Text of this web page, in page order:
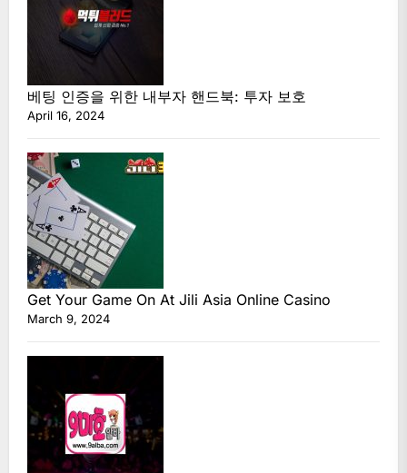
베팅 인증을 위한 내부자 핸드북: 투자 보호
April 16, 2024
Get Your Game On At Jili Asia Online Casino
March 9, 2024